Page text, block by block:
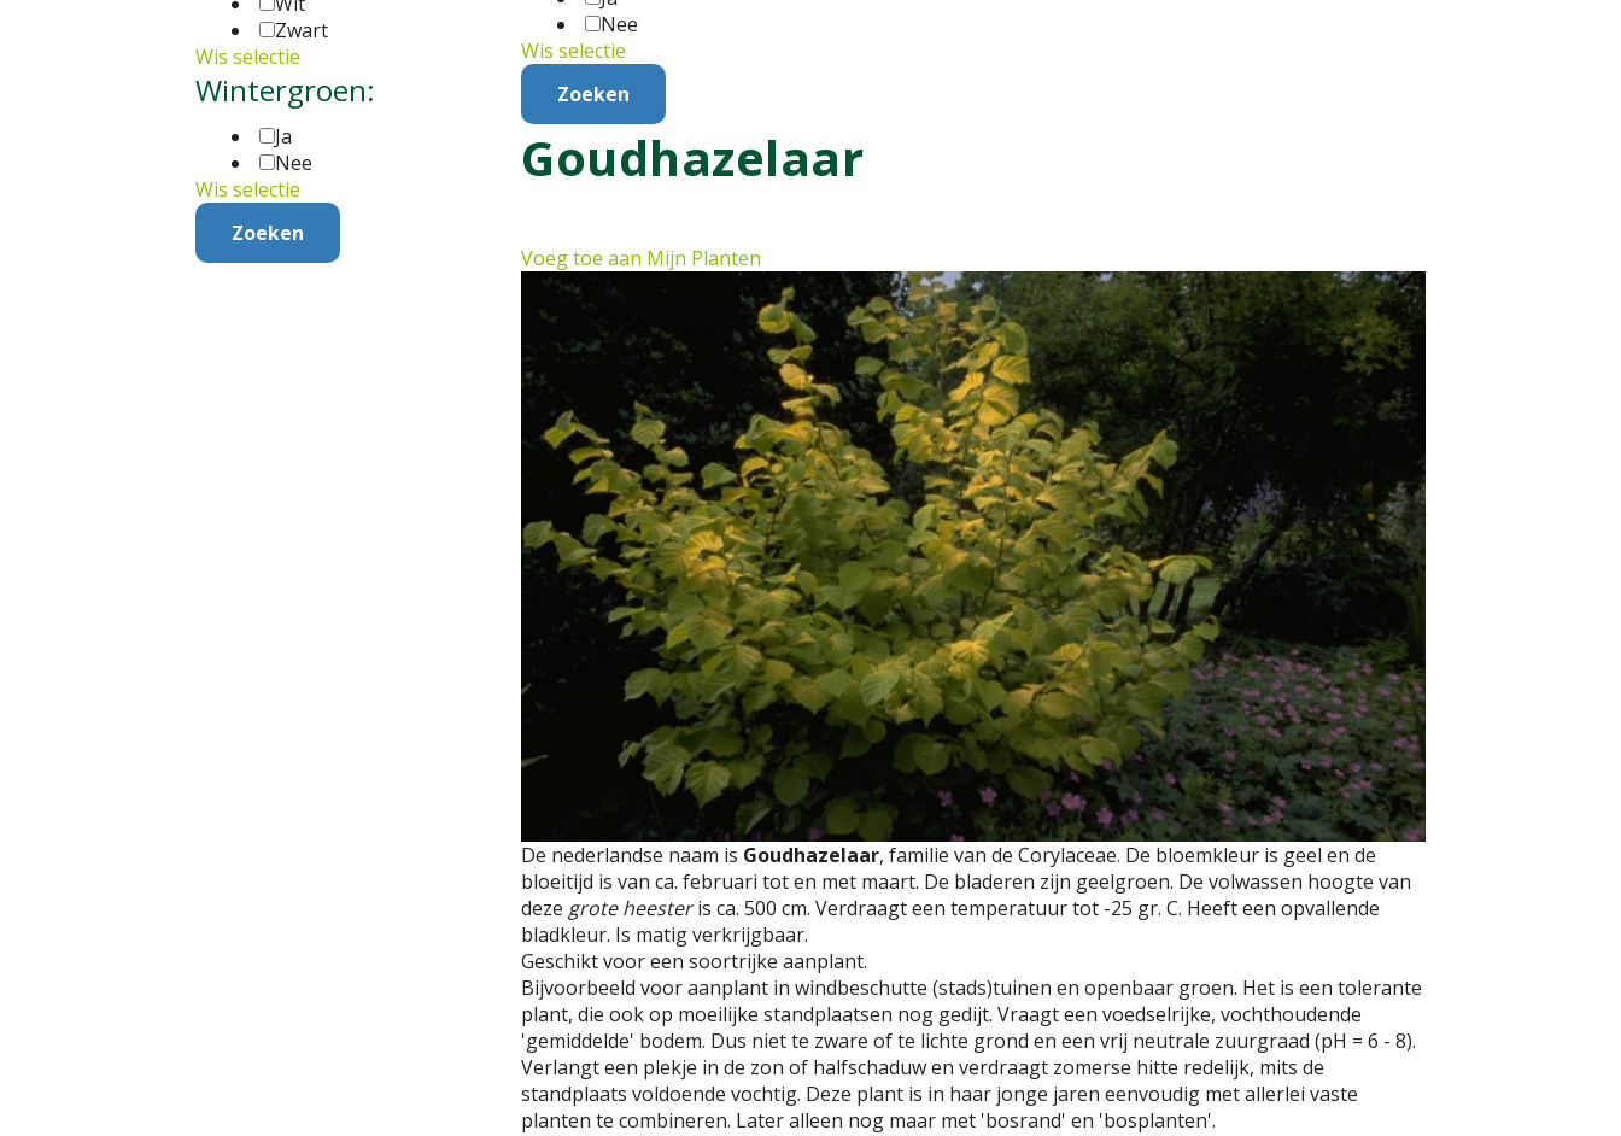
Nee
Wis selectie
Goudhazelaar
Voeg toe aan Mijn Planten
De nederlandse naam is Goudhazelaar, familie van de Corylaceae. De bloemkleur is geel en de
bloeitijd is van ca. februari tot en met maart. De bladeren zijn geelgroen. De volwassen hoogte van
deze grote heesteris ca. 500 cm. Verdraagt een temperatuur tot -25 gr. C. Heeft een opvallende
bladkleur. Is matig verkrijgbaar.
Geschikt voor een soortrijke aanplant.
Bijvoorbeeld voor aanplant in windbeschutte (stads)tuinen en openbaar groen. Het is een tolerante
plant, die ook op moeilijke standplaatsen nog gedijt. Vraagt een voedselrijke, vochthoudende
'gemiddelde' bodem. Dus niet te zware of te lichte grond en een vrij neutrale zuurgraad (pH = 6 - 8).
Verlangt een plekje in de zon of halfschaduw en verdraagt zomerse hitte redelijk, mits de
standplaats voldoende vochtig. Deze plant is in haar jonge jaren eenvoudig met allerlei vaste
planten te combineren. Later alleen nog maar met 'bosrand' en 'bosplanten'.
Zwart
Wis selectie
Wintergroen:
Ja
Nee
Wis selectie